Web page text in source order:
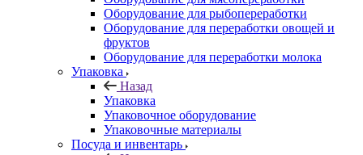
Оборудование для рыбопереработки
Оборудование для переработки овощей и
фруктов
Оборудование для переработки молока
Упаковка
Назад
Упаковка
Упаковочное оборудование
Упаковочные материалы
Посуда и инвентарь